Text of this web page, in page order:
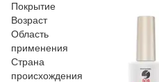
Покрытие
Возраст
Область
применения
Страна
происхождения